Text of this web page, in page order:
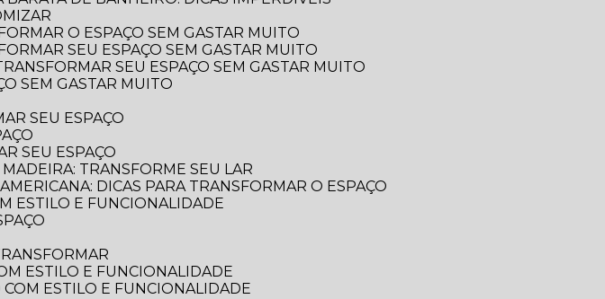
O ESPAÇO SEM GASTAR MUITO
SEU ESPAÇO SEM GASTAR MUITO
SEU ESPAÇO SEM GASTAR MUITO
SEM GASTAR MUITO
SEU ESPAÇO
SEU ESPAÇO
MADEIRA: TRANSFORME SEU LAR
DICAS PARA TRANSFORMAR O ESPAÇO
ESTILO E FUNCIONALIDADE
ESTILO E FUNCIONALIDADE
COM ESTILO E FUNCIONALIDADE